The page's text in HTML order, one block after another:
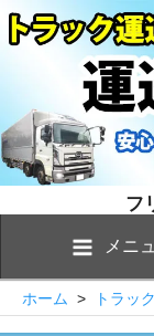
フ
メニ
ホーム > トラッ